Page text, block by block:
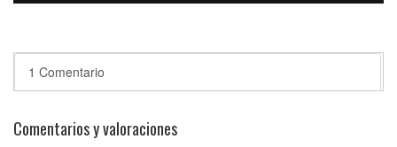
1 Comentario
Comentarios y valoraciones